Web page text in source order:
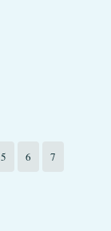
5 6 7